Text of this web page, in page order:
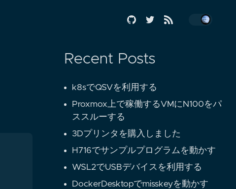
Recent Posts
k8sでQSVを利用する
Proxmox上で稼働するVMにN100をパ
ススルーする
3Dプリンタを購入しました
H716でサンプルプログラムを動かす
WSL2でUSBデバイスを利用する
DockerDesktopでmisskeyを動かす